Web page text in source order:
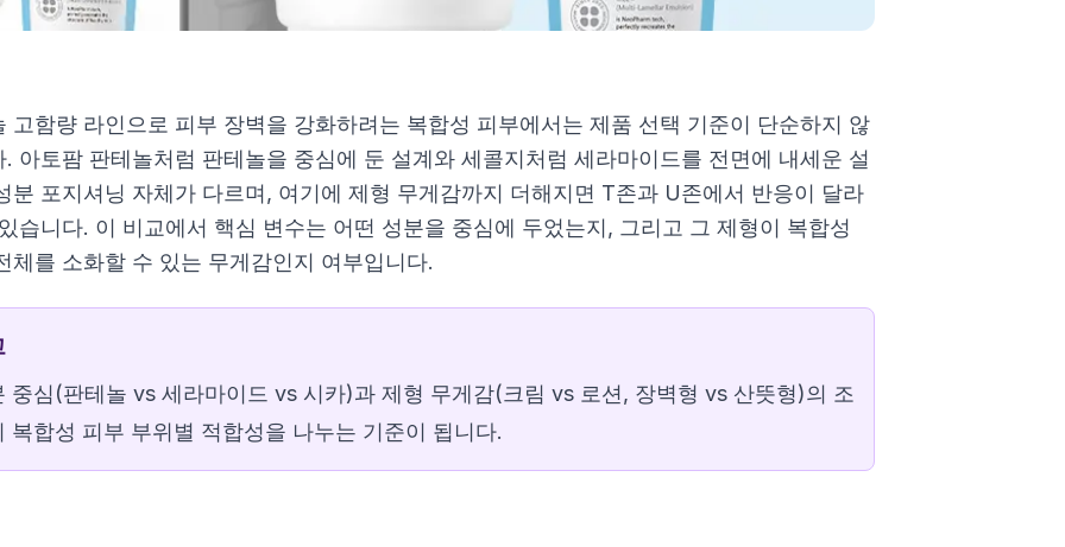
저 100ml
저 100ml
림 100ml
고함량 라인으로 피부 장벽을 강화하려는 복합성 피부에서는 제품 선택 기준이 단순하지 않
. 아토팜 판테놀처럼 판테놀을 중심에 둔 설계와 세콜지처럼 세라마이드를 전면에 내세운 설
분 포지셔닝 자체가 다르며, 여기에 제형 무게감까지 더해지면 T존과 U존에서 반응이 달라
습니다. 이 비교에서 핵심 변수는 어떤 성분을 중심에 두었는지, 그리고 그 제형이 복합성
체를 소화할 수 있는 무게감인지 여부입니다.
중심(판테놀 vs 세라마이드 vs 시카)과 제형 무게감(크림 vs 로션, 장벽형 vs 산뜻형)의 조
복합성 피부 부위별 적합성을 나누는 기준이 됩니다.